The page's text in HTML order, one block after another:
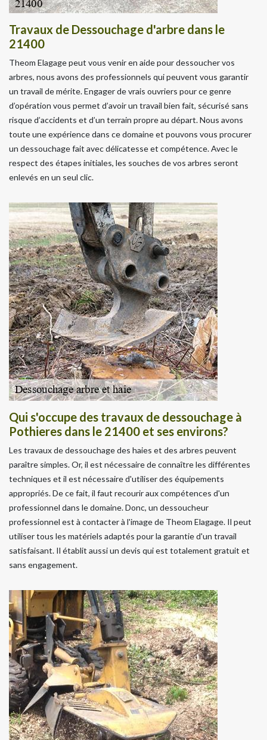
Travaux de Dessouchage d'arbre dans le
21400
Theom Elagage peut vous venir en aide pour dessoucher vos
arbres, nous avons des professionnels qui peuvent vous garantir
un travail de mérite. Engager de vrais ouvriers pour ce genre
d’opération vous permet d’avoir un travail bien fait, sécurisé sans
risque d’accidents et d’un terrain propre au départ. Nous avons
toute une expérience dans ce domaine et pouvons vous procurer
un dessouchage fait avec délicatesse et compétence. Avec le
respect des étapes initiales, les souches de vos arbres seront
enlevés en un seul clic.
Qui s'occupe des travaux de dessouchage à
Pothieres dans le 21400 et ses environs?
Les travaux de dessouchage des haies et des arbres peuvent
paraître simples. Or, il est nécessaire de connaître les différentes
techniques et il est nécessaire d'utiliser des équipements
appropriés. De ce fait, il faut recourir aux compétences d'un
professionnel dans le domaine. Donc, un dessoucheur
professionnel est à contacter à l'image de Theom Elagage. Il peut
utiliser tous les matériels adaptés pour la garantie d'un travail
satisfaisant. Il établit aussi un devis qui est totalement gratuit et
sans engagement.